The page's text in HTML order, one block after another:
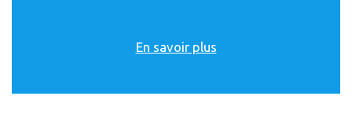
En savoir plus